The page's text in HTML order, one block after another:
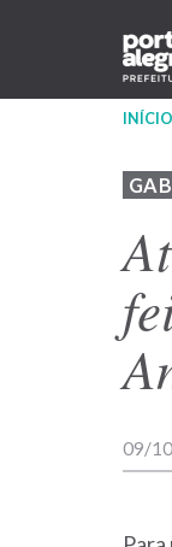
conteúdo
INÍCIO
09/